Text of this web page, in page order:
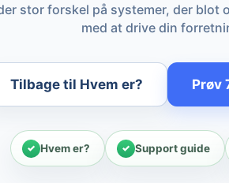
stor forskel på systemer, der
med at drive din
Tilbage til Hvem er? Prøv
Hvem er? Support guide